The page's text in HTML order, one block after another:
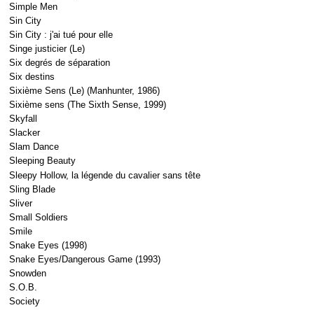
Simple Men
Sin City
Sin City : j'ai tué pour elle
Singe justicier (Le)
Six degrés de séparation
Six destins
Sixième Sens (Le) (Manhunter, 1986)
Sixième sens (The Sixth Sense, 1999)
Skyfall
Slacker
Slam Dance
Sleeping Beauty
Sleepy Hollow, la légende du cavalier sans tête
Sling Blade
Sliver
Small Soldiers
Smile
Snake Eyes (1998)
Snake Eyes/Dangerous Game (1993)
Snowden
S.O.B.
Society